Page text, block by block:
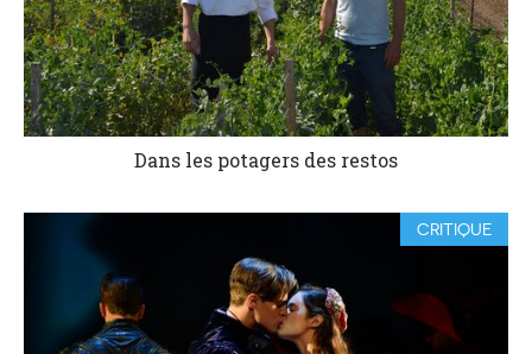
Dans les potagers des restos
CRITIQUE